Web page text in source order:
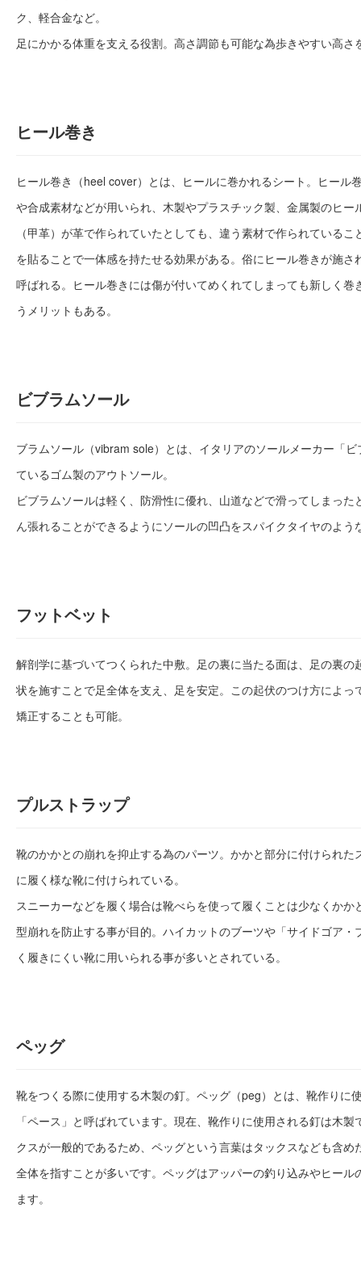
ク、軽合金など。
足にかかる体重を支える役割。高さ調節も可能な為歩きやすい高さ
ヒール巻き
ヒール巻き（heel cover）とは、ヒールに巻かれるシート。ヒール
や合成素材などが用いられ、木製やプラスチック製、金属製のヒー
（甲革）が革で作られていたとしても、違う素材で作られている
を貼ることで一体感を持たせる効果がある。俗にヒール巻きが施さ
呼ばれる。ヒール巻きには傷が付いてめくれてしまっても新しく巻
うメリットもある。
ビブラムソール
ブラムソール（vibram sole）とは、イタリアのソールメーカー「
ているゴム製のアウトソール。
ビブラムソールは軽く、防滑性に優れ、山道などで滑ってしまった
ん張れることができるようにソールの凹凸をスパイクタイヤのよう
フットベット
解剖学に基づいてつくられた中敷。足の裏に当たる面は、足の裏の
状を施すことで足全体を支え、足を安定。この起伏のつけ方によっ
矯正することも可能。
プルストラップ
靴のかかとの崩れを抑止する為のパーツ。かかと部分に付けられた
に履く様な靴に付けられている。
スニーカーなどを履く場合は靴べらを使って履くことは少なくかか
型崩れを防止する事が目的。ハイカットのブーツや「サイドゴア・
く履きにくい靴に用いられる事が多いとされている。
ペッグ
靴をつくる際に使用する木製の釘。ペッグ（peg）とは、靴作りに
「ペース」と呼ばれています。現在、靴作りに使用される釘は木
クスが一般的であるため、ペッグという言葉はタックスなども含め
全体を指すことが多いです。ペッグはアッパーの釣り込みやヒール
ます。